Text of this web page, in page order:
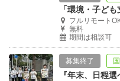
フルリモート
無料
期間は相談可
募集終了